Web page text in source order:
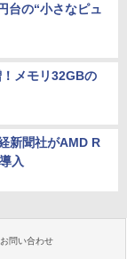
台の“小さなピュ
メモリ32GBの
新聞社がAMD R
入
お問い合わせ